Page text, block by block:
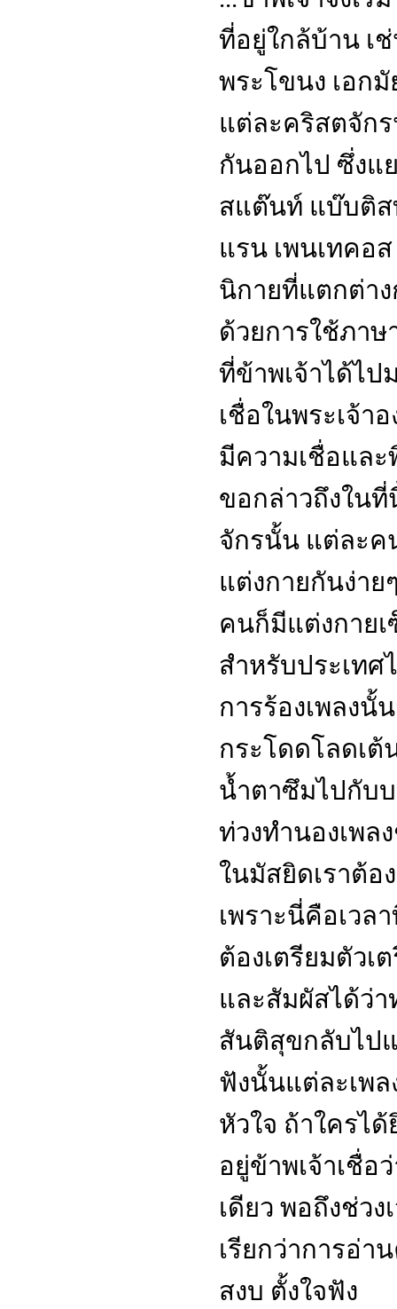
ที่อยู่ใกล้บ้าน เ
พระโขนง เอก
แต่ละคริสตจัก
กันออกไป ซึ่งแ
สแต๊นท์ แบ๊บติส
แรน เพนเทคอ
นิกายที่แตกต่า
ด้วยการใช้ภา
ที่ข้าพเจ้าได้ไป
เชื่อในพระเจ้า
มีความเชื่อแล
ขอกล่าวถึงในที่
จักรนั้น แต่ละค
แต่งกายกันง่าย
คนก็มีแต่งกาย
สำหรับประเทศ
การร้องเพลง
กระโดดโลดเ
น้ำตาซึมไปกับบ
ท่วงทำนองเพล
ในมัสยิดเราต้อ
เพราะนี่คือเวล
ต้องเตรียมตัวเ
และสัมผัสได้ว่
สันติสุขกลับไป
ฟังนั้นแต่ละเพ
หัวใจ ถ้าใครไ
อยู่ข้าพเจ้าเชื่อ
เดียว พอถึงช่ว
เรียกว่าการอ่า
สงบ ตั้งใจฟัง